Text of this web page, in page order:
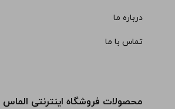
درباره ما
تماس با ما
محصولات فروشگاه اینترنتی